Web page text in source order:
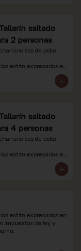
saltado
2 personas
de pollo
están expresados en
saltado
4 personas
de pollo
están expresados en
están expresados en
impuestos de ley y